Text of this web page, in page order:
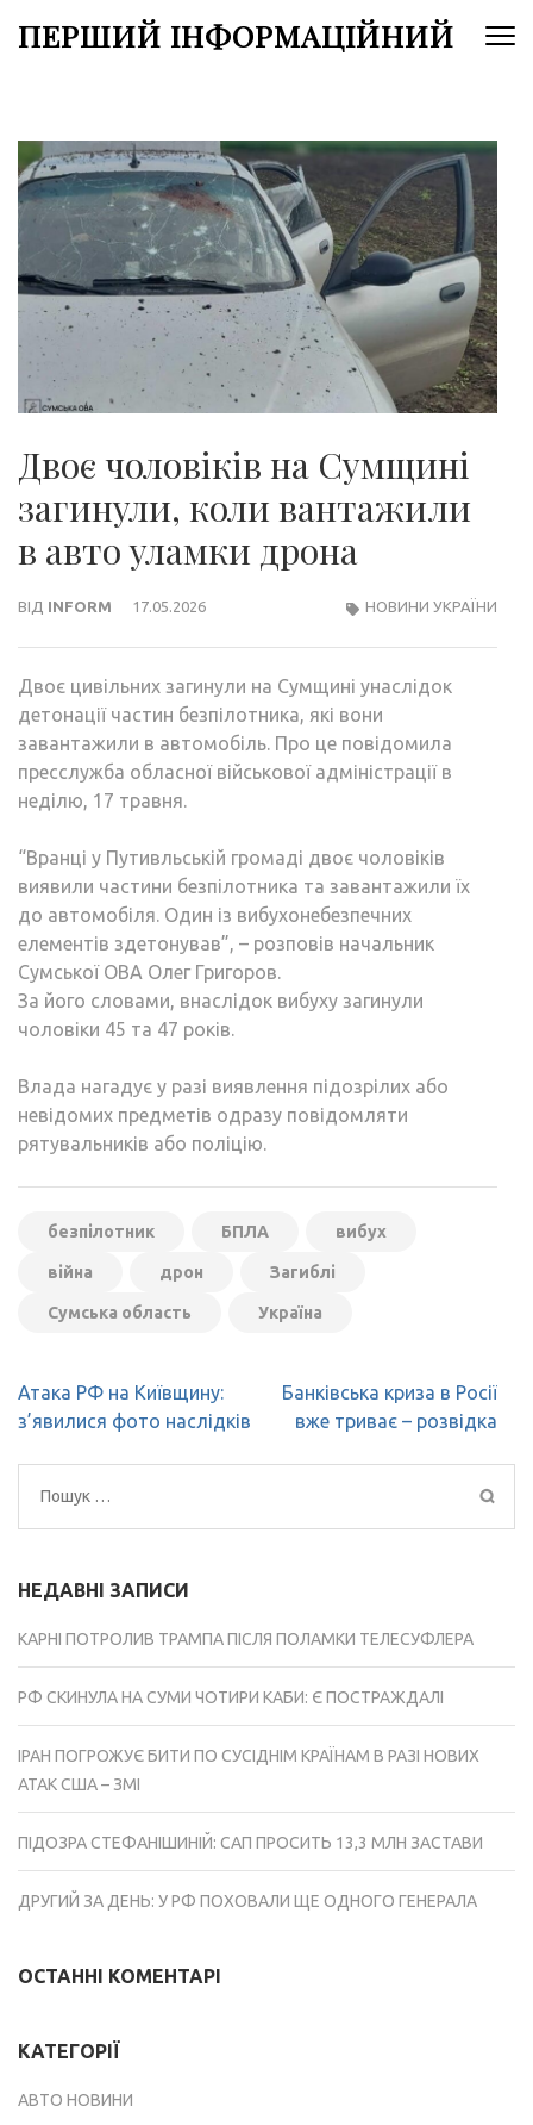
доПЕРШИЙ ІНФОРМАЦІЙНИЙ
Двоє чоловіків на Сумщині
загинули, коли вантажили
в авто уламки дрона
ВІД INFORM 17.05.2026 НОВИНИ УКРАЇНИ
Двоє цивільних загинули на Сумщині унаслідок
детонації частин безпілотника, які вони
завантажили в автомобіль. Про це повідомила
пресслужба обласної військової адміністрації в
неділю, 17 травня.
“Вранці у Путивльській громаді двоє чоловіків
виявили частини безпілотника та завантажили їх
до автомобіля. Один із вибухонебезпечних
елементів здетонував”, – розповів начальник
Сумської ОВА Олег Григоров.
За його словами, внаслідок вибуху загинули
чоловіки 45 та 47 років.
Влада нагадує у разі виявлення підозрілих або
невідомих предметів одразу повідомляти
рятувальників або поліцію.
безпілотник БПЛА вибух
війна дрон Загиблі
Сумська область Україна
Навігація
записів
Атака РФ на Київщину:
з’явилися фото наслідків
Банківська криза в Росії
вже триває – розвідка
Пошук:
НЕДАВНІ ЗАПИСИ
КАРНІ ПОТРОЛИВ ТРАМПА ПІСЛЯ ПОЛАМКИ ТЕЛЕСУФЛЕРА
РФ СКИНУЛА НА СУМИ ЧОТИРИ КАБИ: Є ПОСТРАЖДАЛІ
ІРАН ПОГРОЖУЄ БИТИ ПО СУСІДНІМ КРАЇНАМ В РАЗІ НОВИХ
АТАК США – ЗМІ
ПІДОЗРА СТЕФАНІШИНІЙ: САП ПРОСИТЬ 13,3 МЛН ЗАСТАВИ
ДРУГИЙ ЗА ДЕНЬ: У РФ ПОХОВАЛИ ЩЕ ОДНОГО ГЕНЕРАЛА
ОСТАННІ КОМЕНТАРІ
КАТЕГОРІЇ
АВТО НОВИНИ